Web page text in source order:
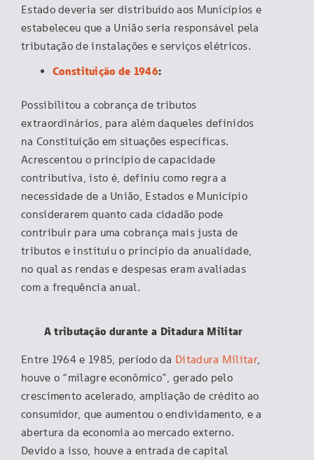
Estado deveria ser distribuído aos Municípios e
estabeleceu que a União seria responsável pela
tributação de instalações e serviços elétricos.
Constituição de 1946:
Possibilitou a cobrança de tributos
extraordinários, para além daqueles definidos
na Constituição em situações específicas.
Acrescentou o princípio de capacidade
contributiva, isto é, definiu como regra a
necessidade de a União, Estados e Município
considerarem quanto cada cidadão pode
contribuir para uma cobrança mais justa de
tributos e instituiu o princípio da anualidade,
no qual as rendas e despesas eram avaliadas
com a frequência anual.
A tributação durante a Ditadura Militar
Entre 1964 e 1985, período da Ditadura Militar,
houve o “milagre econômico”, gerado pelo
crescimento acelerado, ampliação de crédito ao
consumidor, que aumentou o endividamento, e a
abertura da economia ao mercado externo.
Devido a isso, houve a entrada de capital